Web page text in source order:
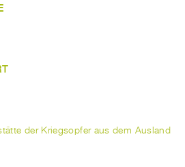
der Kriegsopfer aus dem Ausland